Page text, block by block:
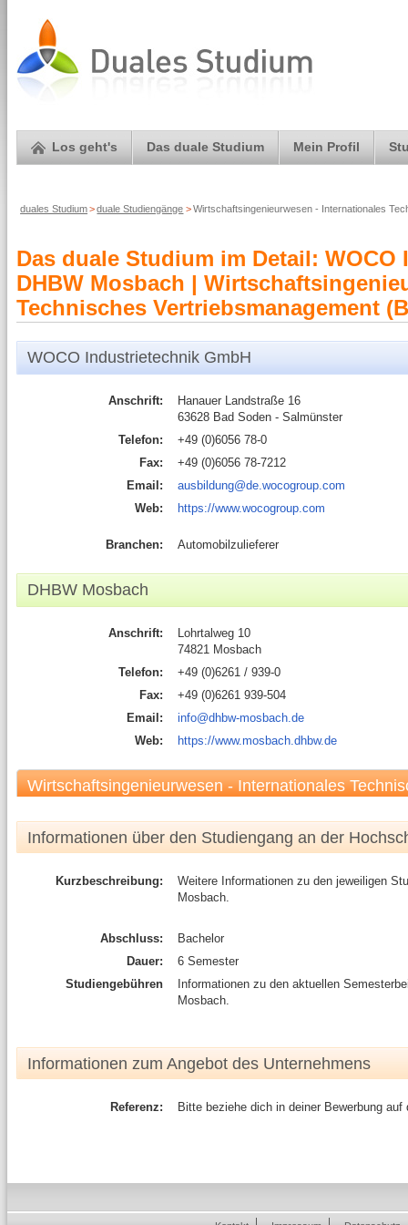
Los geht's Das duale Studium Mein Profil
duales Studium> duale Studiengänge >Wirtschaftsingenieurwesen - Internationales
Das duale Studium im Detail:
DHBW Mosbach |
Technisches Vertriebsmanagement
WOCO Industrietechnik GmbH
Anschrift:
Hanauer Landstraße 16
63628 Bad Soden - Salmünster
Telefon:
+49 (0)6056 78-0
Fax:
+49 (0)6056 78-7212
Email:
ausbildung@de.wocogroup.com
Web:
https://www.wocogroup.com
Branchen: Automobilzulieferer
DHBW Mosbach
Anschrift:
Lohrtalweg 10
74821 Mosbach
Telefon:
+49 (0)6261 / 939-0
Fax:
+49 (0)6261 939-504
Email:
info@dhbw-mosbach.de
Web:
https://www.mosbach.dhbw.de
Wirtschaftsingenieurwesen - Internationales
Informationen über den Studiengang an der
Kurzbeschreibung:
Weitere Informationen zu den jeweiligen
Mosbach.
Abschluss:
Bachelor
Dauer:
6 Semester
Studiengebühren
Informationen zu den aktuellen
Mosbach.
Informationen zum Angebot des Unternehmens
Referenz: Bitte beziehe dich in deiner Bewerbung auf